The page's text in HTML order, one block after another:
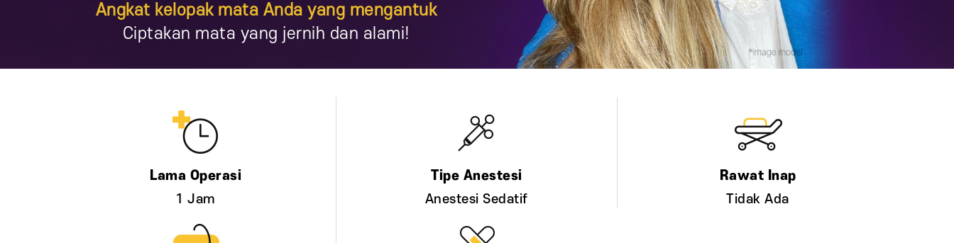
Angkat kelopak mata Anda yang mengantuk
Ciptakan mata yang jernih dan alami!
1 Jam Anestesi Sedatif Tidak Ada